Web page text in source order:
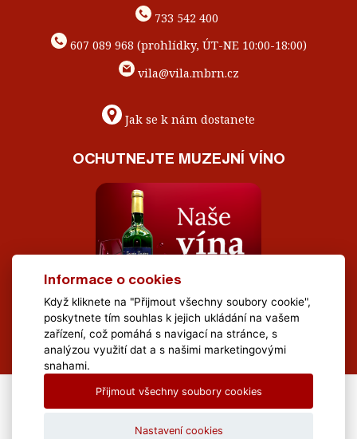
733 542 400
607 089 968 (prohlídky, ÚT-NE 10:00-18:00)
vila@vila.mbrn.cz
Jak se k nám dostanete
OCHUTNEJTE MUZEJNÍ VÍNO
All Rights Reserved Muzeum Brněnska © 2020, Webdesign by
Informace o cookies
Když kliknete na "Přijmout všechny soubory cookie",
poskytnete tím souhlas k jejich ukládání na vašem
zařízení, což pomáhá s navigací na stránce, s
analýzou využití dat a s našimi marketingovými
snahami.
Přijmout všechny soubory cookies
Nastavení cookies